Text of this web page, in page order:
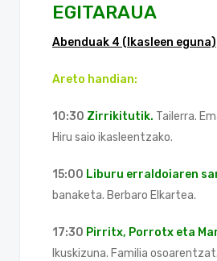
EGITARAUA
Abenduak 4 (Ikasleen eguna)
Areto handian:
10:30 Zirrikitutik. Tailerra.
Hiru saio ikasleentzako.
15:00 Liburu erraldoiaren
banaketa. Berbaro Elkartea.
17:30 Pirritx, Porrotx eta
Ikuskizuna. Familia osoarentzat.